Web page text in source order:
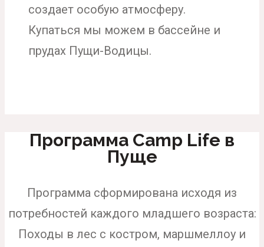
создает особую атмосферу.
Купаться мы можем в бассейне и
прудах Пущи-Водицы.
Программа Camp Life в
Пуще
Программа сформирована исходя из
потребностей каждого младшего возраста:
Походы в лес с костром, маршмеллоу и